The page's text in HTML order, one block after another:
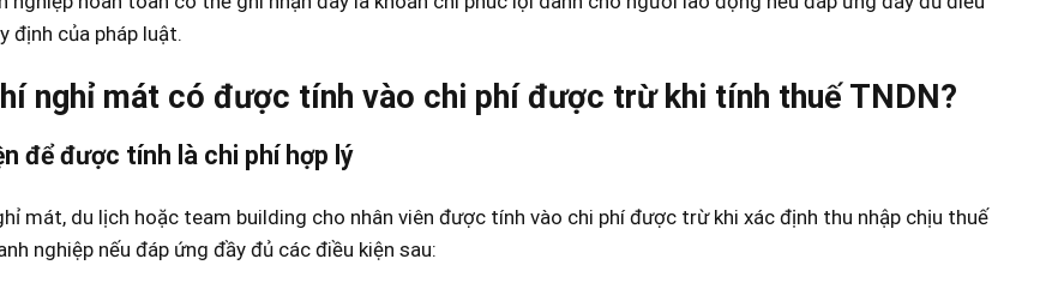
định của pháp luật.
nghỉ mát có được tính vào chi phí được trừ khi tính thuế TNDN?
để được tính là chi phí hợp lý
mát, du lịch hoặc team building cho nhân viên được tính vào chi phí được trừ khi xác định thu nhập chịu thuế
nghiệp nếu đáp ứng đầy đủ các điều kiện sau: